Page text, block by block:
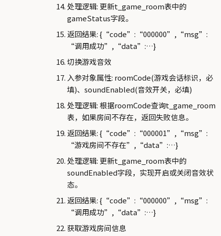
处理逻辑: 更新t_game_room表中的
gameStatus字段。
返回结果: {“code”:“000000”,“msg”:
“调用成功”,“data”:…}
切换游戏音效
入参对象属性: roomCode(游戏会话标识，必
填)、soundEnabled(音效开关，必填)
处理逻辑: 根据roomCode查询t_game_room
表，如果房间不存在，返回失败信息。
返回结果: {“code”:“000001”,“msg”:
“游戏房间不存在”,“data”:…}
处理逻辑: 更新t_game_room表中的
soundEnabled字段，实现开启或关闭音效状
态。
返回结果: {“code”:“000000”,“msg”:
“调用成功”,“data”:…}
获取游戏房间信息